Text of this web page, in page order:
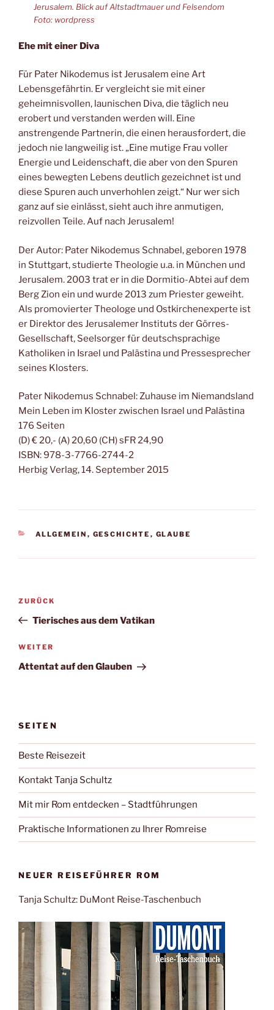
Jerusalem. Blick auf Altstadtmauer und Felsendom
Foto: wordpress
Ehe mit einer Diva
Für Pater Nikodemus ist Jerusalem eine Art
Lebensgefährtin. Er vergleicht sie mit einer
geheimnisvollen, launischen Diva, die täglich neu
erobert und verstanden werden will. Eine
anstrengende Partnerin, die einen herausfordert, die
jedoch nie langweilig ist. „Eine mutige Frau voller
Energie und Leidenschaft, die aber von den Spuren
eines bewegten Lebens deutlich gezeichnet ist und
diese Spuren auch unverhohlen zeigt.“ Nur wer sich
ganz auf sie einlässt, sieht auch ihre anmutigen,
reizvollen Teile. Auf nach Jerusalem!
Der Autor: Pater Nikodemus Schnabel, geboren 1978
in Stuttgart, studierte Theologie u.a. in München und
Jerusalem. 2003 trat er in die Dormitio-Abtei auf dem
Berg Zion ein und wurde 2013 zum Priester geweiht.
Als promovierter Theologe und Ostkirchenexperte ist
er Direktor des Jerusalemer Instituts der Görres-
Gesellschaft, Seelsorger für deutschsprachige
Katholiken in Israel und Palästina und Pressesprecher
seines Klosters.
Pater Nikodemus Schnabel: Zuhause im Niemandsland
Mein Leben im Kloster zwischen Israel und Palästina
176 Seiten
(D) € 20,- (A) 20,60 (CH) sFR 24,90
ISBN: 978-3-7766-2744-2
Herbig Verlag, 14. September 2015
KATEGORIEN
ALLGEMEIN , GESCHICHTE , GLAUBE
Beitragsnavigation
Vorheriger
Beitrag
ZURÜCK
Tierisches aus dem Vatikan
Nächster
Beitrag
WEITER
Attentat auf den Glauben
SEITEN
Beste Reisezeit
Kontakt Tanja Schultz
Mit mir Rom entdecken – Stadtführungen
Praktische Informationen zu Ihrer Romreise
NEUER REISEFÜHRER ROM
Tanja Schultz: DuMont Reise-Taschenbuch